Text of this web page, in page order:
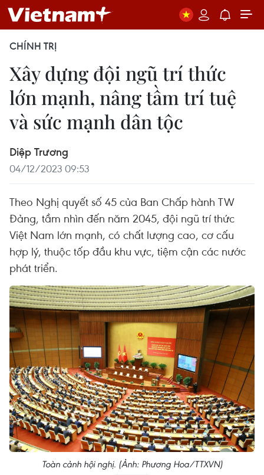
CHÍNH TRỊ
Xây dựng đội ngũ trí thức
lớn mạnh, nâng tầm trí tuệ
và sức mạnh dân tộc
Diệp Trương
04/12/2023 09:53
Theo Nghị quyết số 45 của Ban Chấp hành TW
Đảng, tầm nhìn đến năm 2045, đội ngũ trí thức
Việt Nam lớn mạnh, có chất lượng cao, cơ cấu
hợp lý, thuộc tốp đầu khu vực, tiệm cận các nước
phát triển.
Toàn cảnh hội nghị. (Ảnh: Phương Hoa/TTXVN)